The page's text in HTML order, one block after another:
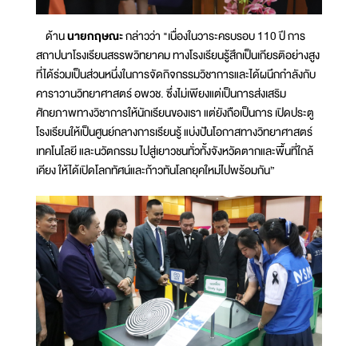
ด้านนายกฤษณะกล่าวว่า "เนื่องในวาระครบรอบ 110 ปี การ
สถาปนาโรงเรียนสรรพวิทยาคม ทางโรงเรียนรู้สึกเป็นเกียรติอย่างสูง
ที่ได้ร่วมเป็นส่วนหนึ่งในการจัดกิจกรรมวิชาการและได้ผนึกกำลังกับ
คาราวานวิทยาศาสตร์ อพวช. ซึ่งไม่เพียงแต่เป็นการส่งเสริม
ศักยภาพทางวิชาการให้นักเรียนของเรา แต่ยังถือเป็นการ เปิดประตู
โรงเรียนให้เป็นศูนย์กลางการเรียนรู้ แบ่งปันโอกาสทางวิทยาศาสตร์
เทคโนโลยี และนวัตกรรม ไปสู่เยาวชนทั่วทั้งจังหวัดตากและพื้นที่ใกล้
เคียง ให้ได้เปิดโลกทัศน์และก้าวทันโลกยุคใหม่ไปพร้อมกัน”